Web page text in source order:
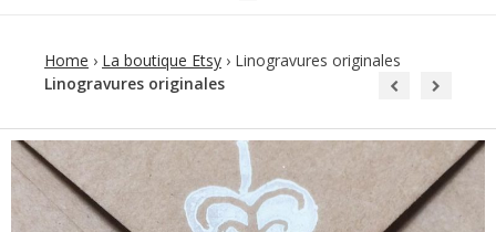
Home › La boutique Etsy › Linogravures originales
Linogravures originales